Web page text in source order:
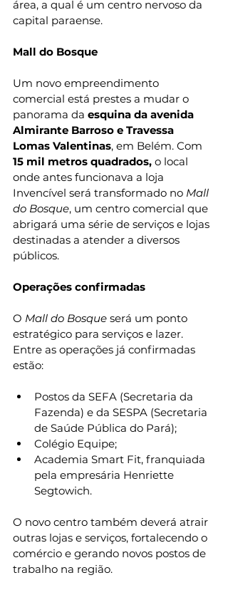
área, a qual é um centro nervoso da
capital paraense.
Mall do Bosque
Um novo empreendimento
comercial está prestes a mudar o
panorama da esquina da avenida
Almirante Barroso e Travessa
Lomas Valentinas, em Belém. Com
15 mil metros quadrados, o local
onde antes funcionava a loja
Invencível será transformado no Mall
do Bosque, um centro comercial que
abrigará uma série de serviços e lojas
destinadas a atender a diversos
públicos.
Operações confirmadas
O Mall do Bosque será um ponto
estratégico para serviços e lazer.
Entre as operações já confirmadas
estão:
Postos da SEFA (Secretaria da
Fazenda) e da SESPA (Secretaria
de Saúde Pública do Pará);
Colégio Equipe;
Academia Smart Fit, franquiada
pela empresária Henriette
Segtowich.
O novo centro também deverá atrair
outras lojas e serviços, fortalecendo o
comércio e gerando novos postos de
trabalho na região.